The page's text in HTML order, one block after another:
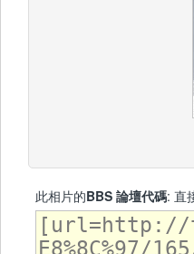
此相片的BBS 論壇代碼: 直